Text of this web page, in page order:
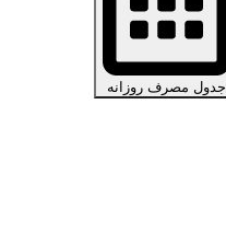
جدول مصرف روزانه